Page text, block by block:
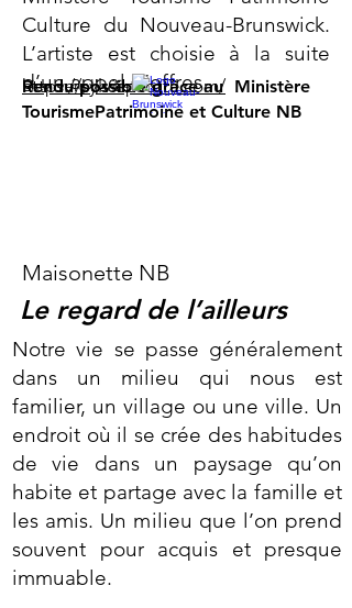
Culture du Nouveau-Brunswick.
L’artiste est choisie à la suite
d’un appel d’offres.
Lien vers l'artiste:
https://sylviepilotte.com/
Rendu possible grâce au Ministère
TourismePatrimoine et Culture NB
Maisonette NB
Le regard de l’ailleurs
Notre vie se passe généralement
dans un milieu qui nous est
familier, un village ou une ville. Un
endroit où il se crée des habitudes
de vie dans un paysage qu’on
habite et partage avec la famille et
les amis. Un milieu que l’on prend
souvent pour acquis et presque
immuable.